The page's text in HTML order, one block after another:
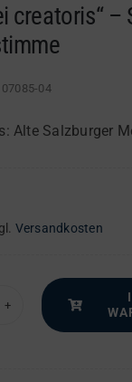
creatoris“ –
07085-04
Alte Salzburger
Versandkosten